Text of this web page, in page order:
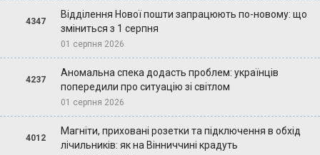
4347
Відділення Нової пошти запрацюють по-новому: що
зміниться з 1 серпня
01 серпня 2026
4237
Аномальна спека додасть проблем: українців
попередили про ситуацію зі світлом
01 серпня 2026
4012
Магніти, приховані розетки та підключення в обхід
лічильників: як на Вінниччині крадуть